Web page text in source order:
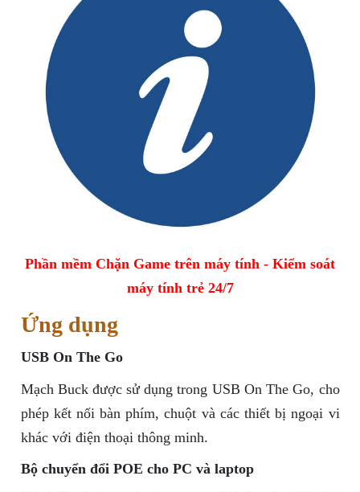
Phần mềm Chặn Game trên máy tính - Kiểm soát
máy tính trẻ 24/7
Ứng dụng
USB On The Go
Mạch Buck được sử dụng trong USB On The Go, cho
phép kết nối bàn phím, chuột và các thiết bị ngoại vi
khác với điện thoại thông minh.
Bộ chuyển đổi POE cho PC và laptop